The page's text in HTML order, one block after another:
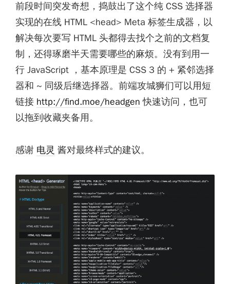
前段时间突发奇想，捣鼓出了这个纯 CSS 选择器
实现的在线 HTML <head> Meta 标签生成器，以
解决每次要写 HTML 头都得去找个之前的文档复
制，还得琢磨半天需要哪些的麻烦。没有到用一
行 JavaScript ，基本原理是 CSS 3 的 + 紧邻选择
器和 ~ 同级后继选择器。前端攻城狮们可以用短
链接 http://find.moe/headgen 快速访问，也可
以拖到收藏夹备用。
感谢 电灵 酱对最终样式的建议。